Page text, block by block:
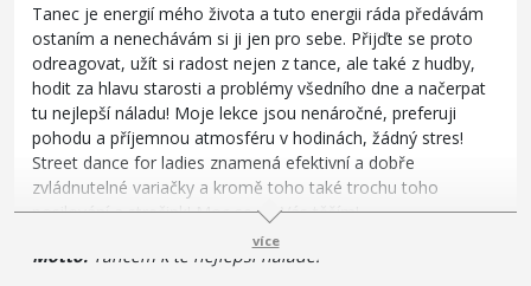
Tanec je energií mého života a tuto energii ráda předávám
ostaním a nenechávám si ji jen pro sebe. Přijďte se proto
odreagovat, užít si radost nejen z tance, ale také z hudby,
hodit za hlavu starosti a problémy všedního dne a načerpat
tu nejlepší náladu! Moje lekce jsou nenáročné, preferuji
pohodu a příjemnou atmosféru v hodinách, žádný stres!
Street dance for ladies znamená efektivní a dobře
zvládnutelné variačky a kromě toho také trochu toho
posilování a strečink! Moc se na Vás těším!
Motto: Tancem k té nejlepší náladě!
více